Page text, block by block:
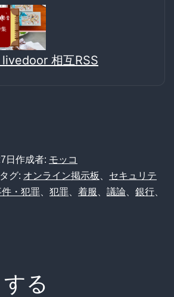
相互RSS
日 作成者: モッコ
タグ: オンライン掲示板
セキュリテ
件・犯罪 犯罪 着服 議論 銀行
る